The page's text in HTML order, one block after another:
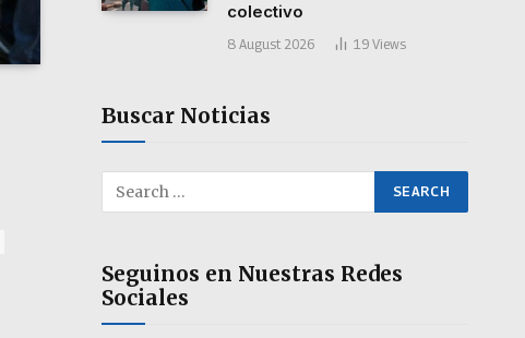
colectivo
8 August 2026 19 Views
Buscar Noticias
Seguinos en Nuestras Redes
Sociales